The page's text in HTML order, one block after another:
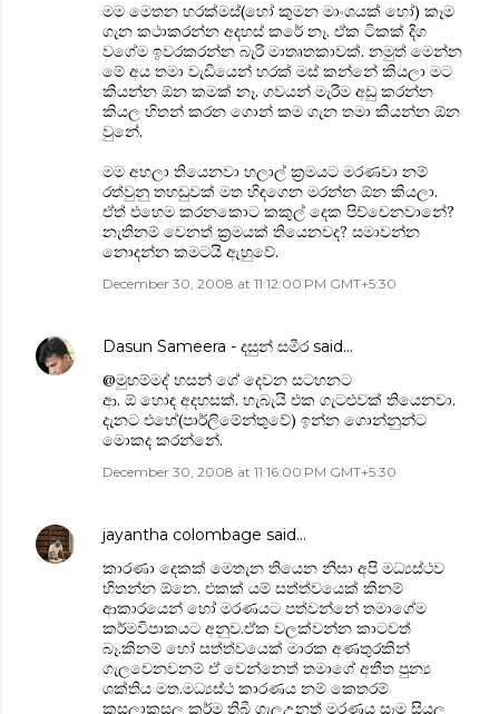
මම මෙතන හරක්මස්(හෝ කුමන මාංශයක් හෝ) කෑම
ගැන කථාකරන්න අදහස් කරේ නෑ. ඒක ටිකක් දිග
වගේම ඉවරකරන්න බැරි මාතෘතකාවක්. නමුත් මෙන්න
මේ අය තමා වැ‍ඩියෙන් හරක් මස් කන්නේ කියලා මට
කියන්න ඕන කමක් නෑ. ගවයන් මැරීම අඩු කරන්න
කියල හිතන් කරන ගොන් කම ගැන තමා කියන්න ඕන
වුනේ.
මම අහලා තියෙනවා හලාල් ක්‍රමයට මරණවා නම්
රත්වුනු තහඩුවක් මත හිඳගෙන මරන්න ඕන කියලා.
ඒත් එහෙම කරනකොට කකුල් දෙක පිච්චෙනවානේ?
නැතිනම් වෙනත් ක්‍රමයක් තියෙනවද? සමාවන්න
නොදන්න කමටයි ඇහුවේ.
December 30, 2008 at 11:12:00 PM GMT+5:30
Dasun Sameera - දසුන් සමීර said…
@මුහම්මද් හසන්‍ ගේ දෙවන සටහනට
ආ. ඕ හොඳ අදහසක්. හැබැයි එක ගැටළුවක් තියෙනවා.
දැනට එහේ(පාර්ලිමේන්තු‍වේ) ඉන්න ගොන්නුන්ට
මොකද කරන්නේ.
December 30, 2008 at 11:16:00 PM GMT+5:30
jayantha colombage said…
කාරණා දෙකක් මෙතැන තියෙන නිසා අපි මධ්‍යස්ථව
හිතන්න ඕනෙ. එකක් යම් සත්ත්වයෙක් කිනම්
ආකාරයෙන් හෝ මරණයට පත්වන්නේ තමාගේම
කර්මවිපාකයට අනුව.ඒක වලක්වන්න කාටවත්
බෑ.කිනම් හෝ සත්ත්වයෙක් මාරක අණතුරකින්
ගැලවෙනවනම් ඒ වෙන්නෙත් තමාගේ අතීත පුන්‍ය
ශක්තිය මත.මධ්‍යස්ථ කාරණය නම් කෙතරම්
කුසලාකුසල කර්ම තිබී ගැලඋනත් මරණය සෑම සියලු